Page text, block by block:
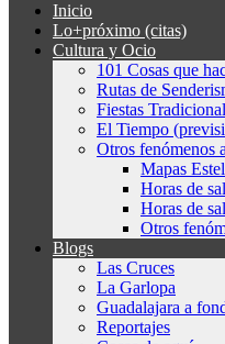
Inicio
Lo+próximo (citas)
Cultura y Ocio
101 Cosas que
Rutas de
Fiestas
El Tiempo
Otros fenómenos
Mapas
Horas de
Horas de
Otros
Blogs
Las Cruces
La Garlopa
Guadalajara a
Reportajes